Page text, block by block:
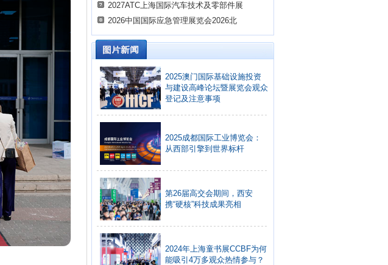
2027ATC上海国际汽车技术及零部件展
2026中国国际应急管理展览会2026北
2025澳门国际基础设施投资
与建设高峰论坛暨展览会观众
登记及注意事项
2025成都国际工业博览会：
从西部引擎到世界标杆
第26届高交会期间，西安
携“硬核”科技成果亮相
2024年上海童书展CCBF为何
能吸引4万多观众热情参与？